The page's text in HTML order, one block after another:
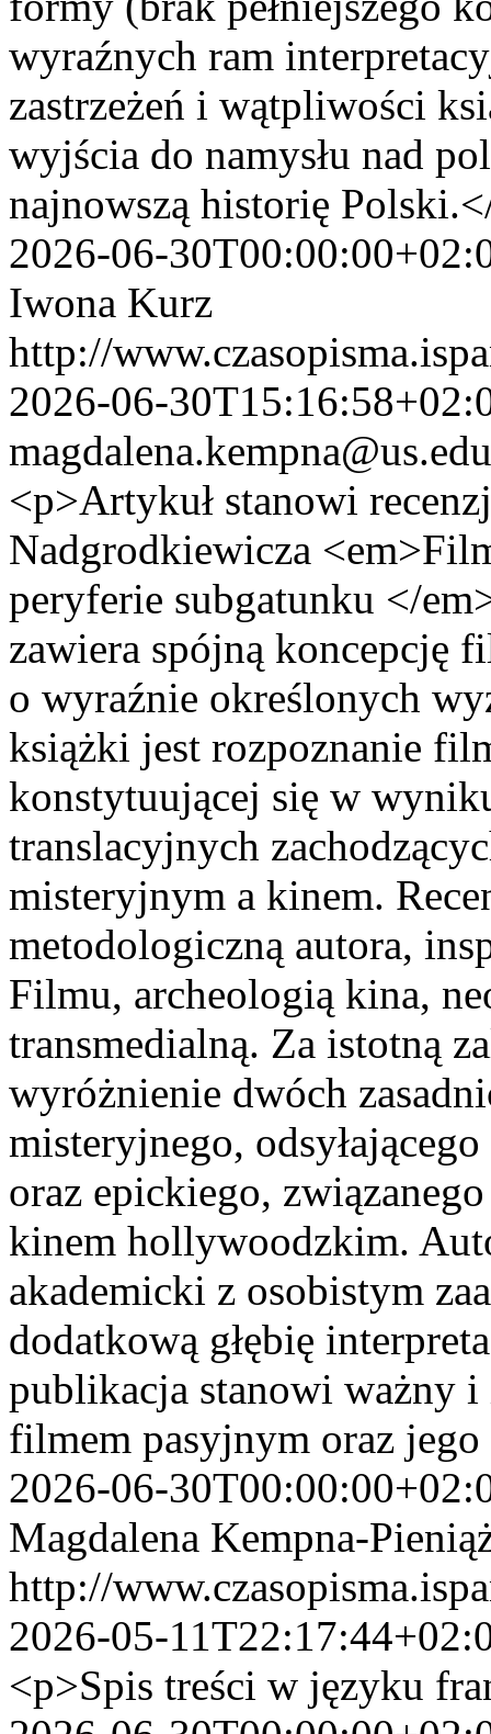
wyraźnych ram
zastrzeżeń i wątpliwości
wyjścia do namysłu nad
najnowszą historię
2026-06-
Iwona Kurz
http://
2026-06-
<p>Artykuł stanowi
Nadgrodkiewicza
peryferie subgatunku </
zawiera spójną koncepcję
o wyraźnie określonych
książki jest rozpoznanie
konstytuującej się w
translacyjnych
misteryjnym a kinem.
metodologiczną autora,
Filmu, archeologią kina,
transmedialną. Za istotną
wyróżnienie dwóch
misteryjnego,
oraz epickiego,
kinem hollywoodzkim.
akademicki z osobistym
dodatkową głębię
publikacja stanowi ważny
filmem pasyjnym oraz
2026-06-
Magdalena Kempna-
http://
2026-05-
<p>Spis treści w języku